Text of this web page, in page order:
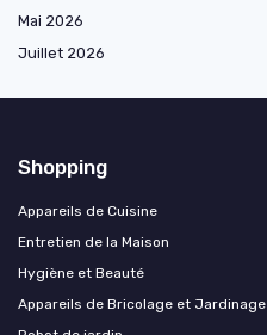
Mai 2026
Juillet 2026
Shopping
Appareils de Cuisine
Entretien de la Maison
Hygiène et Beauté
Appareils de Bricolage et Jardinage